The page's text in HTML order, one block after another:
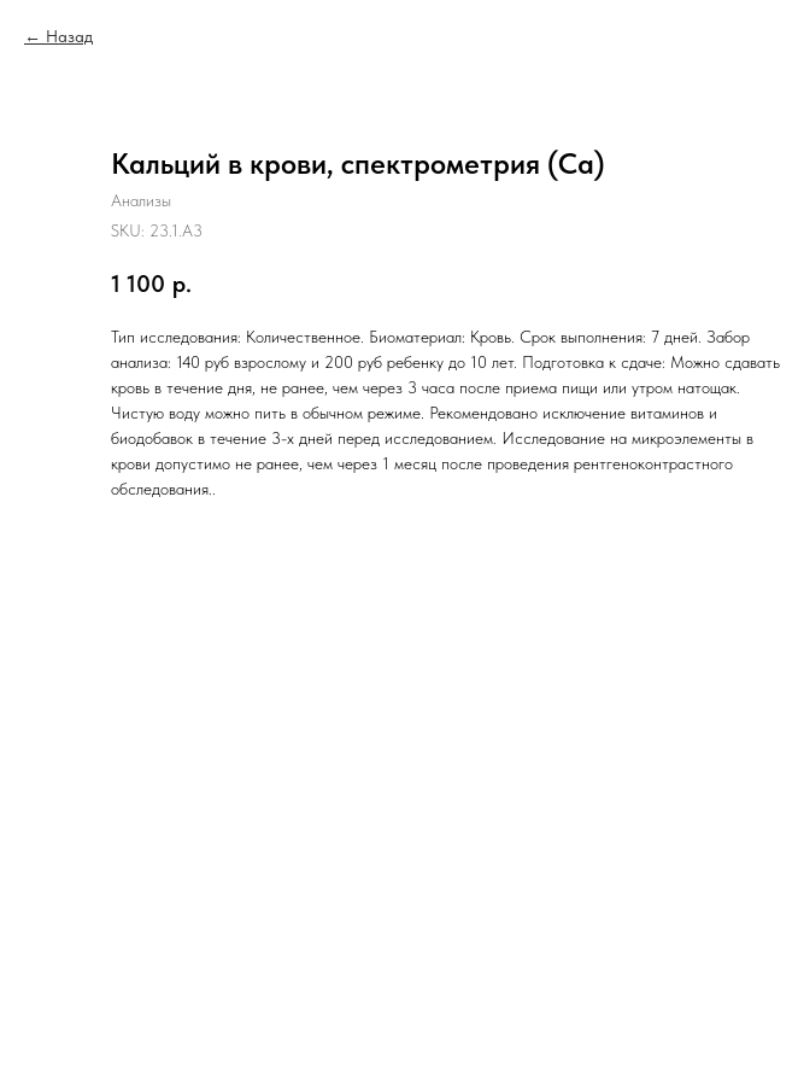
Назад
Кальций в крови, спектрометрия (Ca)
Анализы
SKU: 23.1.A3
1 100 р.
Тип исследования: Количественное. Биоматериал: Кровь. Срок выполнения: 7 дней. Забор
анализа: 140 руб взрослому и 200 руб ребенку до 10 лет. Подготовка к сдаче: Можно сдавать
кровь в течение дня, не ранее, чем через 3 часа после приема пищи или утром натощак.
Чистую воду можно пить в обычном режиме. Рекомендовано исключение витаминов и
биодобавок в течение 3-х дней перед исследованием. Исследование на микроэлементы в
крови допустимо не ранее, чем через 1 месяц после проведения рентгеноконтрастного
обследования..